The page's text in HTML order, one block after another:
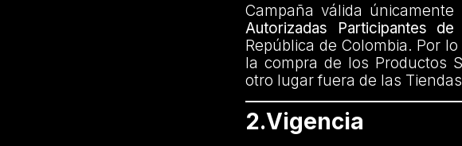
Campaña válida
Autorizadas Participantes de
República de Colombia. Por
la compra de los Productos
otro lugar fuera de las
2.Vigencia